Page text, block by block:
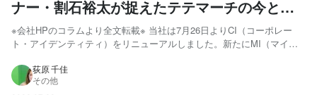
ナー・割石裕太が捉えたテテマーチの今とそ
の先
※会社HPのコラムより全文転載※ 当社は7月26日よりCI（コーポレー
ト・アイデンティティ）をリニューアルしました。新たにMI（マイン
VI（ビジュアル・アイデンティティ）を制定し、さらなる企業発展を目
指します。 今回、一大プロジェクトとして取り組んだ...
荻原 千佳
その他